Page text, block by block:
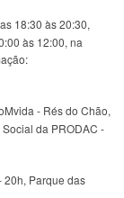
18:30 às 20:30,
às 12:00, na
- Rés do Chão,
da PRODAC -
20h, Parque das